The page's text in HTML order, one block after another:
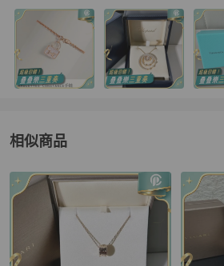
相似商品
更多相似BVLGARI女士配件推薦精品